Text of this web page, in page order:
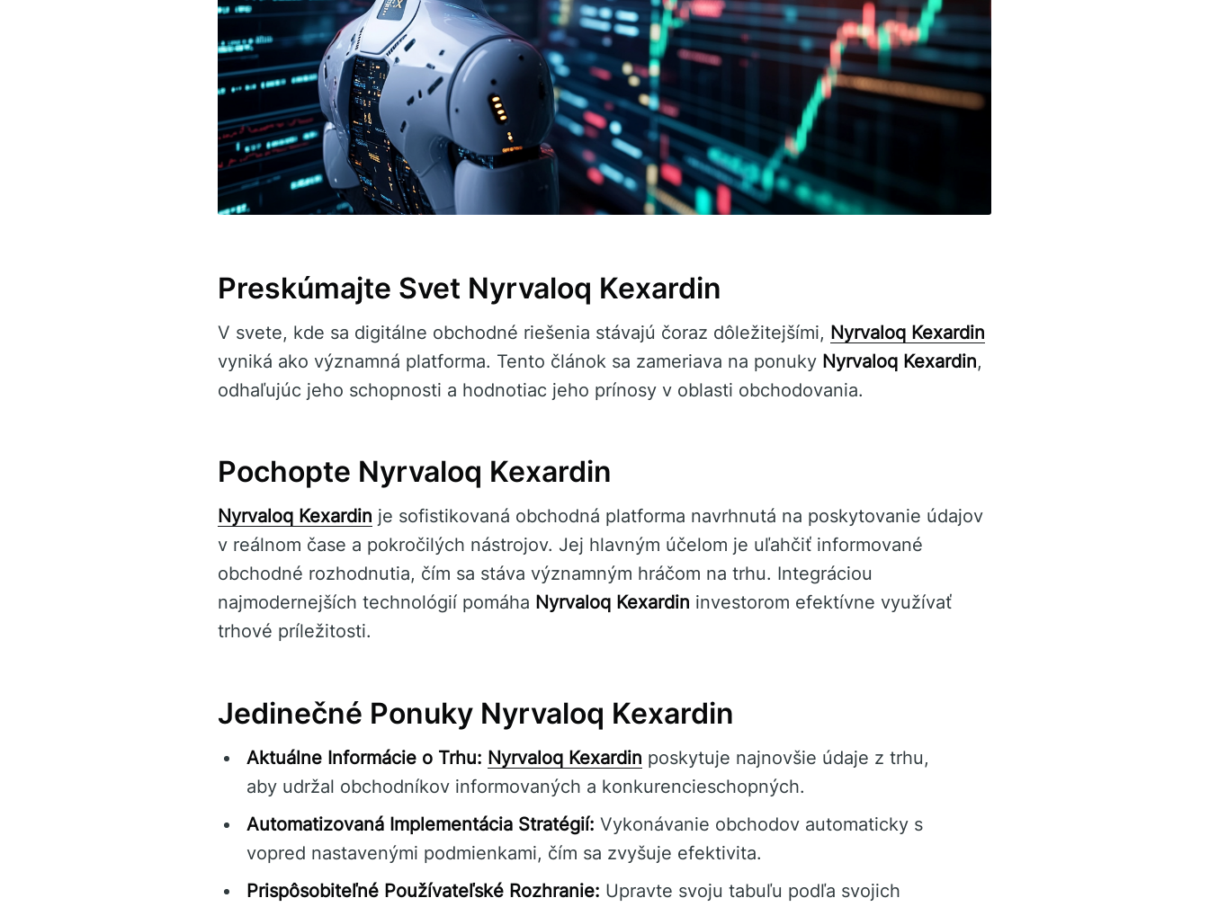
Preskúmajte Svet Nyrvaloq Kexardin
V svete, kde sa digitálne obchodné riešenia stávajú čoraz dôležitejšími, Nyrvaloq Kexardin
vyniká ako významná platforma. Tento článok sa zameriava na ponuky Nyrvaloq Kexardin,
odhaľujúc jeho schopnosti a hodnotiac jeho prínosy v oblasti obchodovania.
Pochopte Nyrvaloq Kexardin
Nyrvaloq Kexardin je sofistikovaná obchodná platforma navrhnutá na poskytovanie údajov
v reálnom čase a pokročilých nástrojov. Jej hlavným účelom je uľahčiť informované
obchodné rozhodnutia, čím sa stáva významným hráčom na trhu. Integráciou
najmodernejších technológií pomáha Nyrvaloq Kexardin investorom efektívne využívať
trhové príležitosti.
Jedinečné Ponuky Nyrvaloq Kexardin
Aktuálne Informácie o Trhu: Nyrvaloq Kexardin poskytuje najnovšie údaje z trhu,
aby udržal obchodníkov informovaných a konkurencieschopných.
Automatizovaná Implementácia Stratégií: Vykonávanie obchodov automaticky s
vopred nastavenými podmienkami, čím sa zvyšuje efektivita.
Prispôsobiteľné Používateľské Rozhranie: Upravte svoju tabuľu podľa svojich